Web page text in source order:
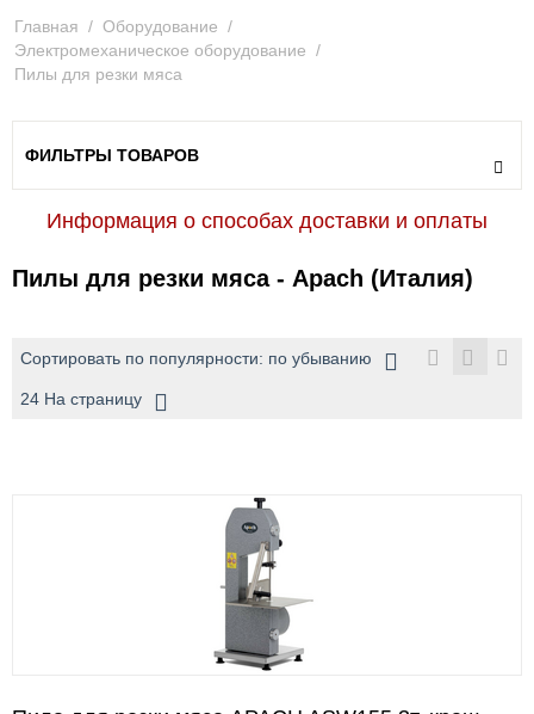
Главная / Оборудование /
Электромеханическое оборудование /
Пилы для резки мяса
ФИЛЬТРЫ ТОВАРОВ
Информация о способах доставки и оплаты
Пилы для резки мяса - Apach (Италия)
Сортировать по популярности: по убыванию
24 На страницу